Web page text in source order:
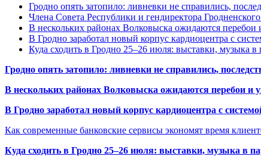
Гродно опять затопило: ливневки не справились,
Члена Совета Республики и гендиректора
В нескольких районах Волковыска ожидаются перебои
В Гродно заработал новый корпус кардиоцентра с
Куда сходить в Гродно 25–26 июля: выставки, музыка в
Гродно опять затопило: ливневки не справились,
В нескольких районах Волковыска ожидаются перебои и
В Гродно заработал новый корпус кардиоцентра с
Как современные банковские сервисы экономят время
Куда сходить в Гродно 25–26 июля: выставки, музыка в